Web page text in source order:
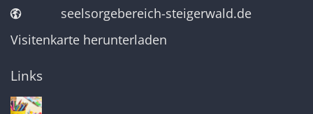
seelsorgebereich-steigerwald.de
Visitenkarte herunterladen
Links